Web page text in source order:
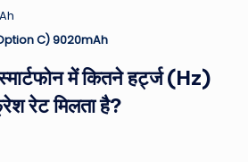
C) 9020mAh
में कितने हर्ट्ज (Hz)
रेट मिलता है?